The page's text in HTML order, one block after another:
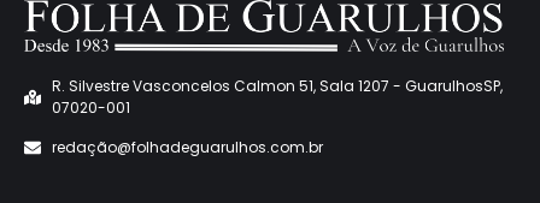
R. Silvestre Vasconcelos Calmon 51, Sala 1207 - GuarulhosSP,
07020-001
redação@folhadeguarulhos.com.br